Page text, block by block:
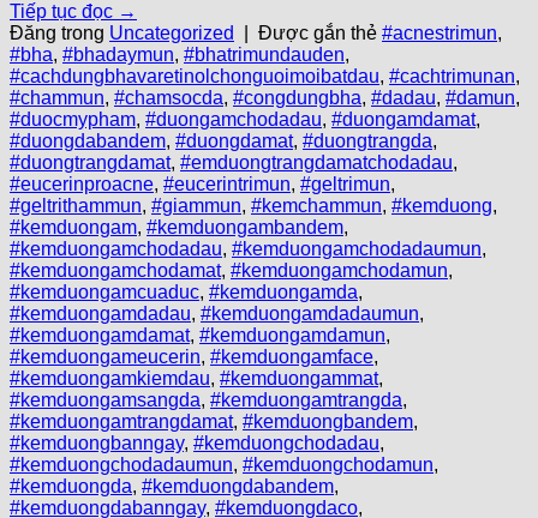
Tiếp tục đọc →
Đăng trong Uncategorized Được gắn thẻ #acnestrimun,
#bha, #bhadaymun, #bhatrimundauden,
#cachdungbhavaretinolchonguoimoibatdau, #cachtrimunan,
#chammun, #chamsocda, #congdungbha, #dadau, #damun,
#duocmypham, #duongamchodadau, #duongamdamat,
#duongdabandem, #duongdamat, #duongtrangda,
#duongtrangdamat, #emduongtrangdamatchodadau,
#eucerinproacne, #eucerintrimun, #geltrimun,
#geltrithammun, #giammun, #kemchammun, #kemduong,
#kemduongam, #kemduongambandem,
#kemduongamchodadau, #kemduongamchodadaumun,
#kemduongamchodamat, #kemduongamchodamun,
#kemduongamcuaduc, #kemduongamda,
#kemduongamdadau, #kemduongamdadaumun,
#kemduongamdamat, #kemduongamdamun,
#kemduongameucerin, #kemduongamface,
#kemduongamkiemdau, #kemduongammat,
#kemduongamsangda, #kemduongamtrangda,
#kemduongamtrangdamat, #kemduongbandem,
#kemduongbanngay, #kemduongchodadau,
#kemduongchodadaumun, #kemduongchodamun,
#kemduongda, #kemduongdabandem,
#kemduongdabanngay, #kemduongdaco,